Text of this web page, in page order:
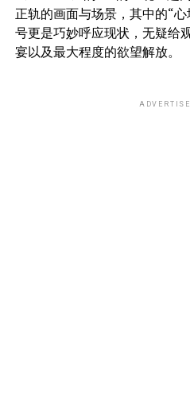
正轨的画面与场景，其中的“
号更是巧妙呼应现状，无疑给
宴以及最大程度的欲望解放。